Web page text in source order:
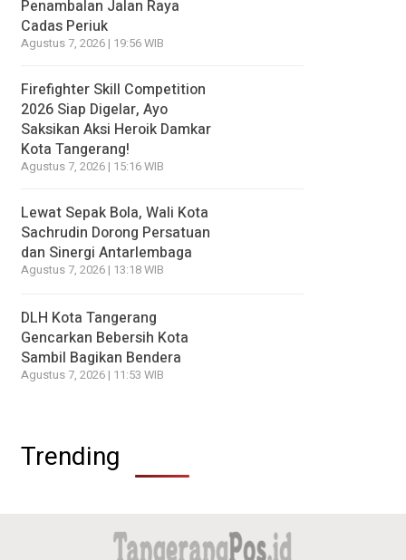
Penambalan Jalan Raya
Cadas Periuk
Agustus 7, 2026 | 19:56 WIB
Firefighter Skill Competition
2026 Siap Digelar, Ayo
Saksikan Aksi Heroik Damkar
Kota Tangerang!
Agustus 7, 2026 | 15:16 WIB
Lewat Sepak Bola, Wali Kota
Sachrudin Dorong Persatuan
dan Sinergi Antarlembaga
Agustus 7, 2026 | 13:18 WIB
DLH Kota Tangerang
Gencarkan Bebersih Kota
Sambil Bagikan Bendera
Agustus 7, 2026 | 11:53 WIB
Trending